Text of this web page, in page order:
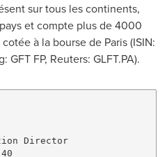
sur tous les continents,
et compte plus de 4000
à la bourse de Paris(ISIN:
FP, Reuters: GLFT.PA).
Director